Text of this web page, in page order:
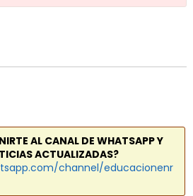
AL CANAL DE WHATSAPP Y
ACTUALIZADAS?
channel/educacionenr